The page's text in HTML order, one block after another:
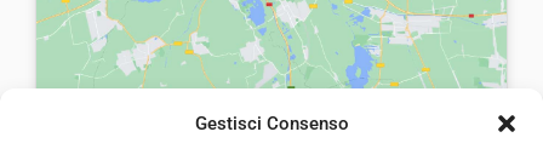
Gestisci Consenso